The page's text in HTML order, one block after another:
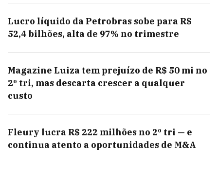
Lucro líquido da Petrobras sobe para R$
52,4 bilhões, alta de 97% no trimestre
Magazine Luiza tem prejuízo de R$ 50 mi no
2º tri, mas descarta crescer a qualquer
custo
Fleury lucra R$ 222 milhões no 2º tri — e
continua atento a oportunidades de M&A